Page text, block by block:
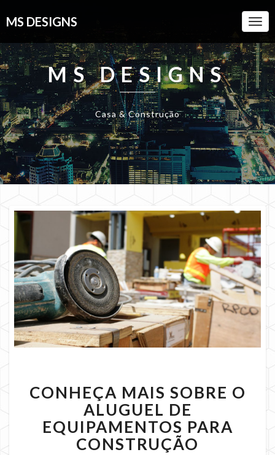
MS DESIGNS
MS DESIGNS
Casa & Construção
MAIS
SOBRE
O
ALUGUEL
DE
CONHEÇA MAIS SOBRE O
ALUGUEL DE
EQUIPAMENTOS PARA
CONSTRUÇÃO